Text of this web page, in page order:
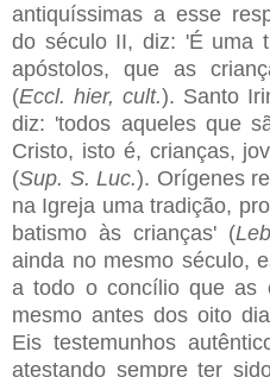
antiquíssimas a esse
do século II, diz: 'É uma
apóstolos, que as
(Eccl. hier, cult.). Santo
diz: 'todos aqueles que
Cristo, isto é, crianças,
(Sup. S. Luc.). Orígenes
na Igreja uma tradição,
batismo às crianças' (
ainda no mesmo século,
a todo o concílio que as
mesmo antes dos oito
Eis testemunhos
atestando sempre ter